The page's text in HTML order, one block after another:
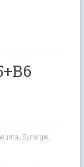
Synergie,